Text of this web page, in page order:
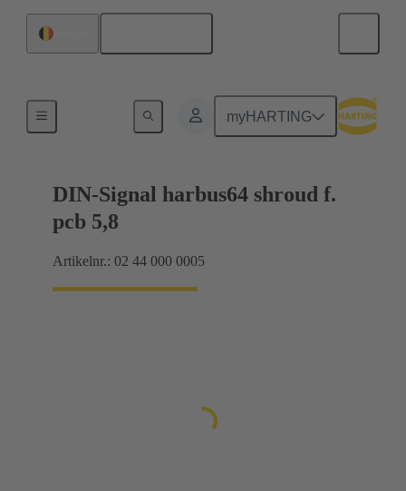
myHARTING
Moederbord naar dochterkaart-aansluiting
DIN-Signal harbus64 shroud f.
pcb 5,8
Artikelnr.: 02 44 000 0005